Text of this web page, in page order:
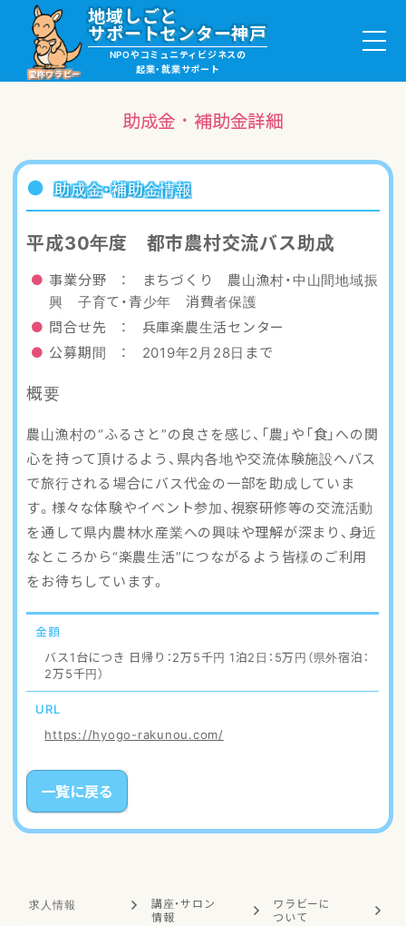
愛称ワラビー
地域しごと
サポートセンター神戸
NPOやコミュニティビジネスの
起業・就業サポート
就職・ボランティア情報
講座・サロン情報
助成金・補助金情報
ご登録・お問い合わせ
助成金・補助金詳細
助成金・補助金情報
平成30年度 都市農村交流バス助成
事業分野 ： まちづくり 農山漁村・中山間地域振
興 子育て・青少年 消費者保護
問合せ先 ： 兵庫楽農生活センター
公募期間 ： 2019年2月28日まで
概要
農山漁村の“ふるさと”の良さを感じ、「農」や「食」への関
心を持って頂けるよう、県内各地や交流体験施設へバス
で旅行される場合にバス代金の一部を助成していま
す。様々な体験やイベント参加、視察研修等の交流活動
を通して県内農林水産業への興味や理解が深まり、身近
なところから“楽農生活”につながるよう皆様のご利用
をお待ちしています。
金額
バス1台につき 日帰り：2万5千円 1泊2日：5万円（県外宿泊：
2万5千円）
URL
https://hyogo-rakunou.com/
一覧に戻る
求人情報
講座・サロン
情報
ワラビーに
ついて